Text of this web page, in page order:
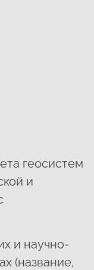
геосистем
и
и научно-
(название,